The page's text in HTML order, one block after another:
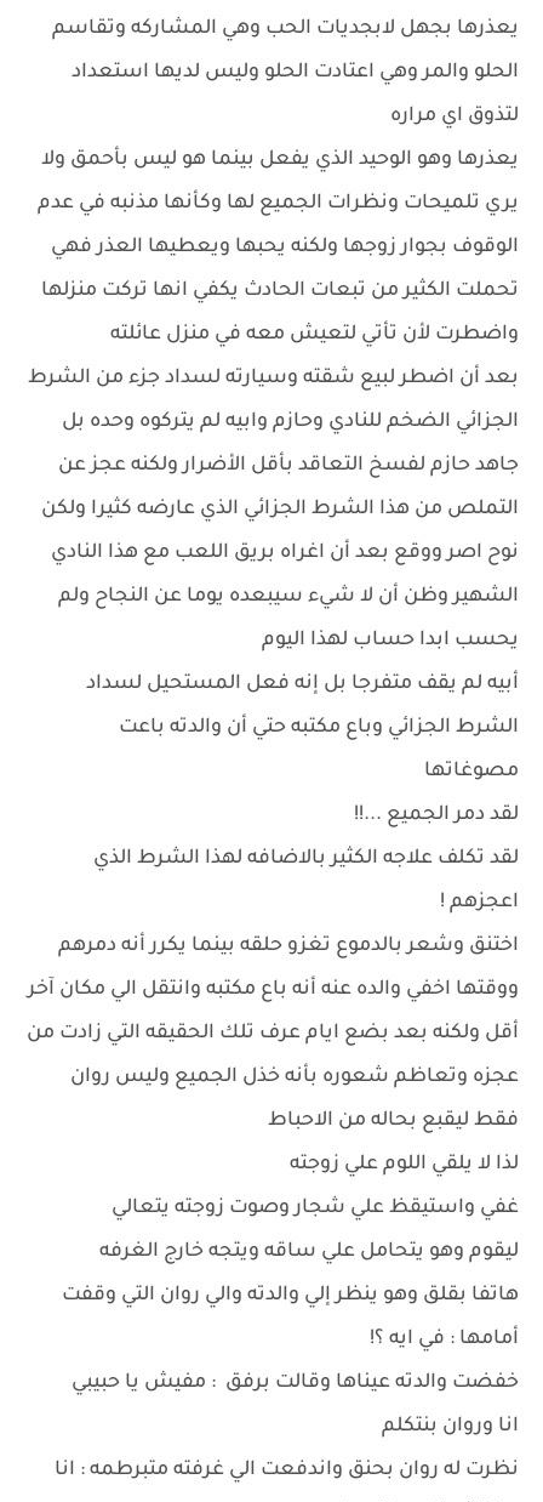
يعذرها بجهل لابجديات الحب وهي المشاركه وتقاسم
الحلو والمر وهي اعتادت الحلو وليس لديها استعداد
لتذوق اي مراره
يعذرها وهو الوحيد الذي يفعل بينما هو ليس بأحمق ولا
يري تلميحات ونظرات الجميع لها وكأنها مذنبه في عدم
الوقوف بجوار زوجها ولكنه يحبها ويعطيها العذر فهي
تحملت الكثير من تبعات الحادث يكفي انها تركت منزلها
واضطرت لأن تأتي لتعيش معه في منزل عائلته
بعد أن اضطر لبيع شقته وسيارته لسداد جزء من الشرط
الجزائي الضخم للنادي وحازم وابيه لم يتركوه وحده بل
جاهد حازم لفسخ التعاقد بأقل الأضرار ولكنه عجز عن
التملص من هذا الشرط الجزائي الذي عارضه كثيرا ولكن
نوح اصر ووقع بعد أن اغراه بريق اللعب مع هذا النادي
الشهير وظن أن لا شيء سيبعده يوما عن النجاح ولم
يحسب ابدا حساب لهذا اليوم
أبيه لم يقف متفرجا بل إنه فعل المستحيل لسداد
الشرط الجزائي وباع مكتبه حتي أن والدته باعت
مصوغاتها
لقد دمر الجميع ...!!
لقد تكلف علاجه الكثير بالاضافه لهذا الشرط الذي
اعجزهم !
اختنق وشعر بالدموع تغزو حلقه بينما يكرر أنه دمرهم
ووقتها اخفي والده عنه أنه باع مكتبه وانتقل الي مكان آخر
أقل ولكنه بعد بضع ايام عرف تلك الحقيقه التي زادت من
عجزه وتعاظم شعوره بأنه خذل الجميع وليس روان
فقط ليقبع بحاله من الاحباط
لذا لا يلقي اللوم علي زوجته
غفي واستيقظ علي شجار وصوت زوجته يتعالي
ليقوم وهو يتحامل علي ساقه ويتجه خارج الغرفه
هاتفا بقلق وهو ينظر إلي والدته والي روان التي وقفت
أمامها : في ايه ؟!
خفضت والدته عيناها وقالت برفق : مفيش يا حبيبي
انا وروان بنتكلم
نظرت له روان بحنق واندفعت الي غرفته متبرطمه : انا